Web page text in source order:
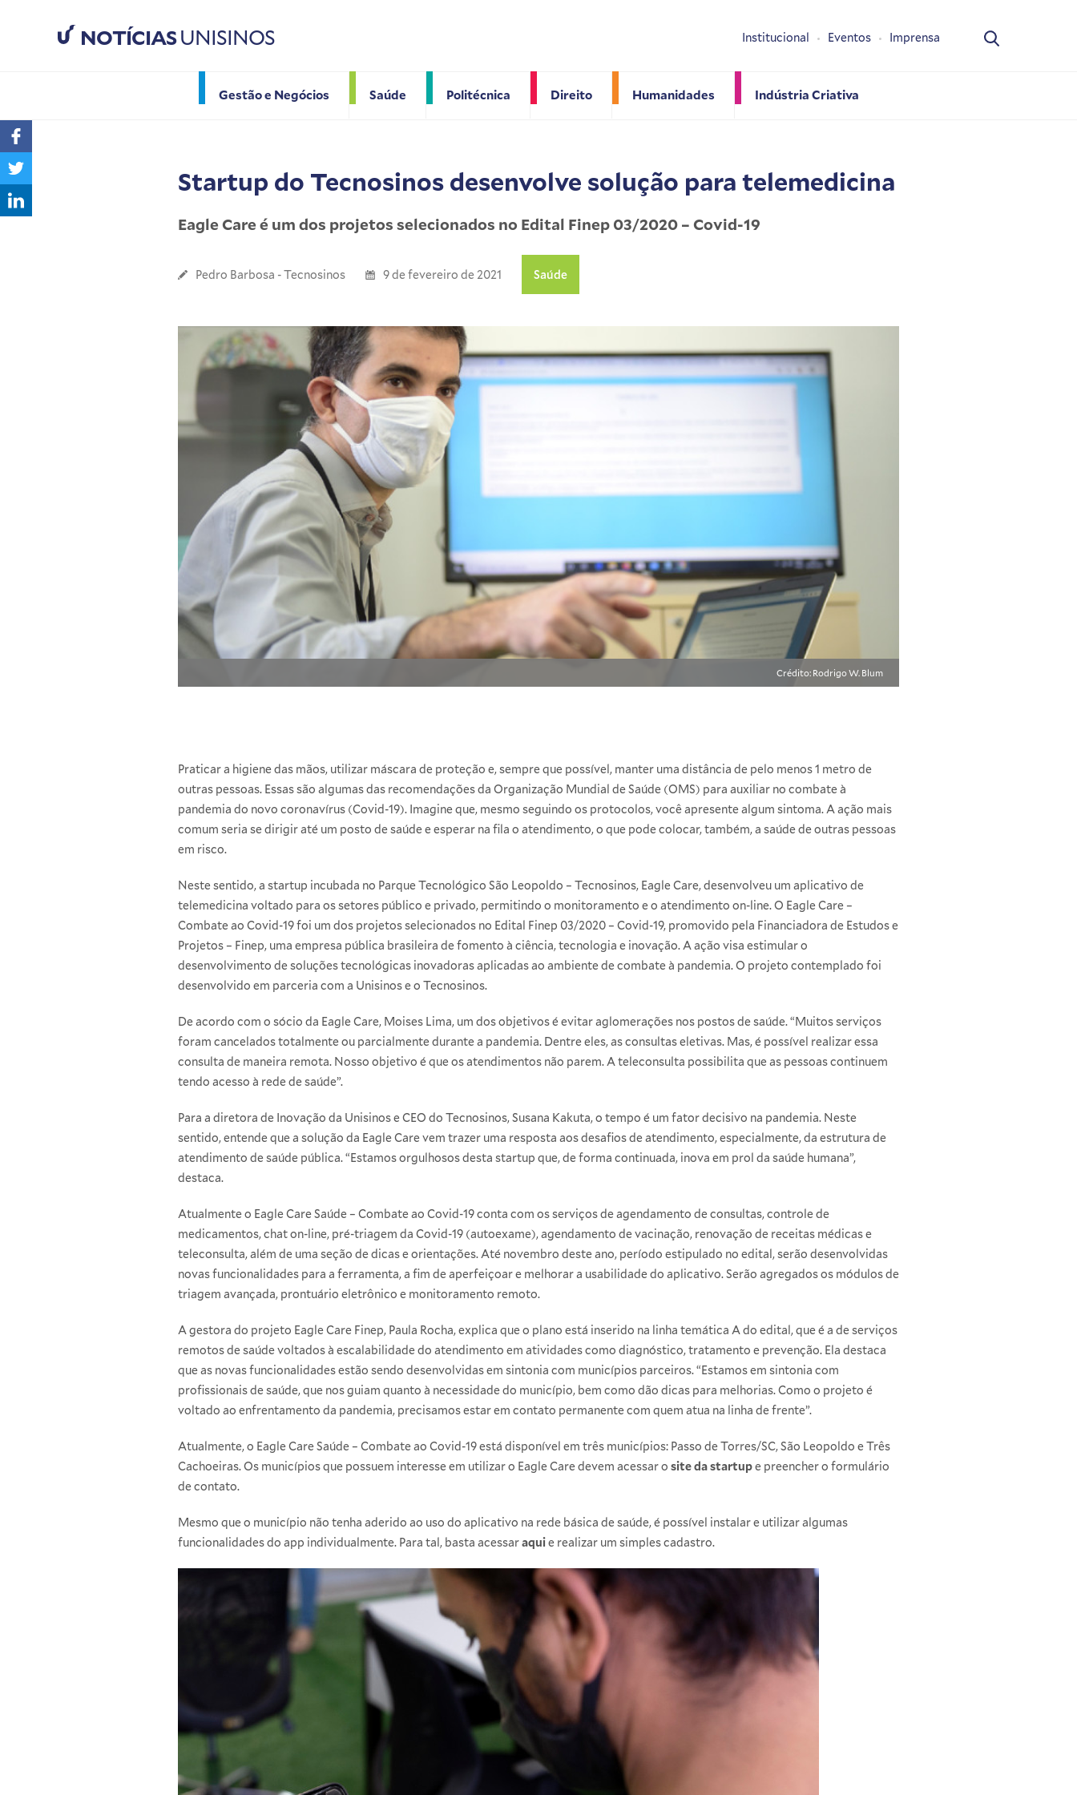
NOTÍCIASUNISINOS
Gestão e Negócios Saúde Politécnica Direito Humanidades Indústria Criativa
Institucional Eventos Imprensa
Startup do Tecnosinos desenvolve solução para telemedicina
Eagle Care é um dos projetos selecionados no Edital Finep 03/2020 – Covid-19
Pedro Barbosa - Tecnosinos 9 de fevereiro de 2021 Saúde
Crédito: Rodrigo W. Blum
Praticar a higiene das mãos, utilizar máscara de proteção e, sempre que possível, manter uma distância de pelo menos 1 metro de
outras pessoas. Essas são algumas das recomendações da Organização Mundial de Saúde (OMS) para auxiliar no combate à
pandemia do novo coronavírus (Covid-19). Imagine que, mesmo seguindo os protocolos, você apresente algum sintoma. A ação mais
comum seria se dirigir até um posto de saúde e esperar na fila o atendimento, o que pode colocar, também, a saúde de outras pessoas
em risco.
Neste sentido, a startup incubada no Parque Tecnológico São Leopoldo – Tecnosinos, Eagle Care, desenvolveu um aplicativo de
telemedicina voltado para os setores público e privado, permitindo o monitoramento e o atendimento on-line. O Eagle Care –
Combate ao Covid-19 foi um dos projetos selecionados no Edital Finep 03/2020 – Covid-19, promovido pela Financiadora de Estudos e
Projetos – Finep, uma empresa pública brasileira de fomento à ciência, tecnologia e inovação. A ação visa estimular o
desenvolvimento de soluções tecnológicas inovadoras aplicadas ao ambiente de combate à pandemia. O projeto contemplado foi
desenvolvido em parceria com a Unisinos e o Tecnosinos.
De acordo com o sócio da Eagle Care, Moises Lima, um dos objetivos é evitar aglomerações nos postos de saúde. “Muitos serviços
foram cancelados totalmente ou parcialmente durante a pandemia. Dentre eles, as consultas eletivas. Mas, é possível realizar essa
consulta de maneira remota. Nosso objetivo é que os atendimentos não parem. A teleconsulta possibilita que as pessoas continuem
tendo acesso à rede de saúde”.
Para a diretora de Inovação da Unisinos e CEO do Tecnosinos, Susana Kakuta, o tempo é um fator decisivo na pandemia. Neste
sentido, entende que a solução da Eagle Care vem trazer uma resposta aos desafios de atendimento, especialmente, da estrutura de
atendimento de saúde pública. “Estamos orgulhosos desta startup que, de forma continuada, inova em prol da saúde humana”,
destaca.
Atualmente o Eagle Care Saúde – Combate ao Covid-19 conta com os serviços de agendamento de consultas, controle de
medicamentos, chat on-line, pré-triagem da Covid-19 (autoexame), agendamento de vacinação, renovação de receitas médicas e
teleconsulta, além de uma seção de dicas e orientações. Até novembro deste ano, período estipulado no edital, serão desenvolvidas
novas funcionalidades para a ferramenta, a fim de aperfeiçoar e melhorar a usabilidade do aplicativo. Serão agregados os módulos de
triagem avançada, prontuário eletrônico e monitoramento remoto.
A gestora do projeto Eagle Care Finep, Paula Rocha, explica que o plano está inserido na linha temática A do edital, que é a de serviços
remotos de saúde voltados à escalabilidade do atendimento em atividades como diagnóstico, tratamento e prevenção. Ela destaca
que as novas funcionalidades estão sendo desenvolvidas em sintonia com municípios parceiros. “Estamos em sintonia com
profissionais de saúde, que nos guiam quanto à necessidade do município, bem como dão dicas para melhorias. Como o projeto é
voltado ao enfrentamento da pandemia, precisamos estar em contato permanente com quem atua na linha de frente”.
Atualmente, o Eagle Care Saúde – Combate ao Covid-19 está disponível em três municípios: Passo de Torres/SC, São Leopoldo e Três
Cachoeiras. Os municípios que possuem interesse em utilizar o Eagle Care devem acessar o site da startupe preencher o formulário
de contato.
Mesmo que o município não tenha aderido ao uso do aplicativo na rede básica de saúde, é possível instalar e utilizar algumas
funcionalidades do app individualmente. Para tal, basta acessaraquie realizar um simples cadastro.